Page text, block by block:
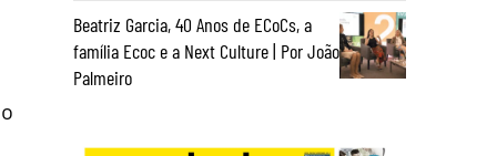
Beatriz Garcia, 40 Anos de ECoCs, a
família Ecoc e a Next Culture | Por João
Palmeiro